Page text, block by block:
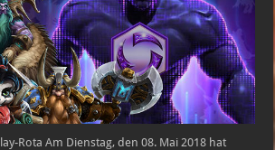
Play-
Heldenrotation
–
08.05.2018
–
14.05.2018
Rota Am Dienstag, den 08. Mai 2018 hat